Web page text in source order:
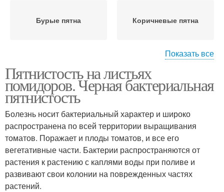
Бурые пятна Коричневые пятна
Пятна на помидорах Фиолетовые пятна
Пятна на рассаде Оранжевые пятна
Пятна на розах
Показать все
Пятнистость на листьях
помидоров. Черная бактериальная
пятнистость
Болезнь носит бактериальный характер и широко
распространена по всей территории выращивания
томатов. Поражает и плоды томатов, и все его
вегетативные части. Бактерии распространяются от
растения к растению с каплями воды при поливе и
развивают свои колонии на поврежденных частях
растений.